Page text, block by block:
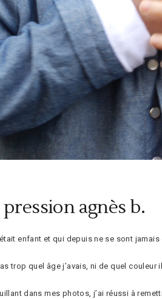
agnès b.
enfant et qui depuis ne se sont
trop quel âge j’avais, ni de quel
dans mes photos, j’ai réussi à